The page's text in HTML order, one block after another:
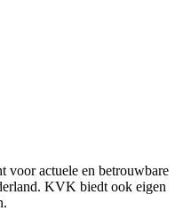
voor actuele en betrouwbare
KVK biedt ook eigen